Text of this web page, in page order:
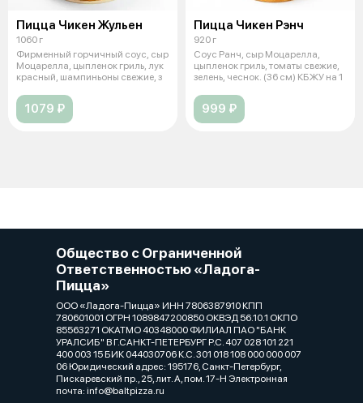
Пицца Чикен Жульен
1060 г
Фирменный горчичный соус, сыр
Моцарелла, цыпленок гриль, лук
красный, шампиньоны свежие, з
1079 ₽
Пицца Чикен Рэнч
920 г
Соус Ранч, сыр Моцарелла,
цыпленок гриль, томаты свежие,
зелень, чеснок. (36 см) КБЖУ на 1
999 ₽
Общество с Ограниченной
Ответственностью «Ладога-
Пицца»
ООО «Ладога-Пицца» ИНН 7806387910 КПП
780601001 ОГРН 1089847200850 ОКВЭД 56.10.1 ОКПО
85563271 ОКАТМО 40348000 ФИЛИАЛ ПАО "БАНК
УРАЛСИБ" В Г.САНКТ-ПЕТЕРБУРГ Р.С. 407 028 101 221
400 003 15 БИК 044030706 К.С. 301 018 108 000 000 007
06 Юридический адрес: 195176, Санкт-Петербург,
Пискаревский пр., 25, лит. А, пом. 17-Н Электронная
почта: info@baltpizza.ru